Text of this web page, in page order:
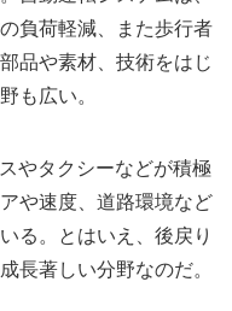
負荷軽減、また歩行者
品や素材、技術をはじ
も広い。
やタクシーなどが積極
や速度、道路環境など
る。とはいえ、後戻り
長著しい分野なのだ。